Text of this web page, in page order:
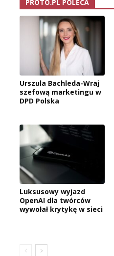
PROTO.PL POLECA
Urszula Bachleda-Wraj
szefową marketingu w
DPD Polska
Luksusowy wyjazd
OpenAI dla twórców
wywołał krytykę w sieci